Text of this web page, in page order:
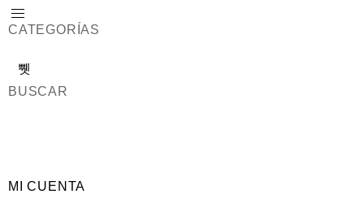
CATEGORÍAS
BUSCAR
MI CUENTA